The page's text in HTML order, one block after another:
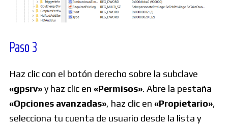
Paso 3
Haz clic con el botón derecho sobre la subclave
«gpsrv»y haz clic en «Permisos». Abre la pestaña
«Opciones avanzadas», haz clic en «Propietario»,
selecciona tu cuenta de usuario desde la lista y